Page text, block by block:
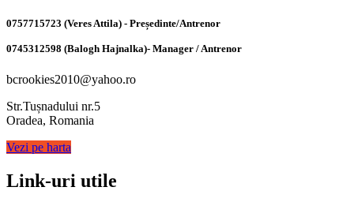
0757715723 (Veres Attila) - Președinte/Antrenor
0745312598 (Balogh Hajnalka)- Manager / Antrenor
bcrookies2010@yahoo.ro
Str.Tușnadului nr.5
Oradea, Romania
Vezi pe harta
Link-uri utile